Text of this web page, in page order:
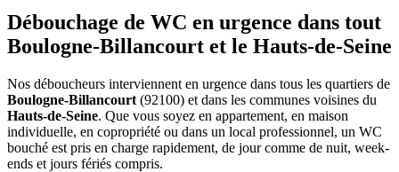
Débouchage de WC en urgence dans tout
Boulogne-Billancourt et le Hauts-de-Seine
Nos déboucheurs interviennent en urgence dans tous les quartiers de
Boulogne-Billancourt (92100) et dans les communes voisines du
Hauts-de-Seine. Que vous soyez en appartement, en maison
individuelle, en copropriété ou dans un local professionnel, un WC
bouché est pris en charge rapidement, de jour comme de nuit, week-
ends et jours fériés compris.